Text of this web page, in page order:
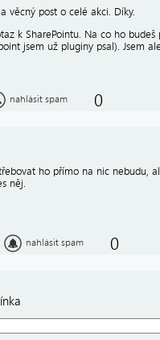
a věcný post o celé akci. Díky.
k SharePointu. Na co ho
jsem už pluginy psal). Jsem
nahlásit spam 0
ho přímo na nic nebudu,
něj.
nahlásit spam 0